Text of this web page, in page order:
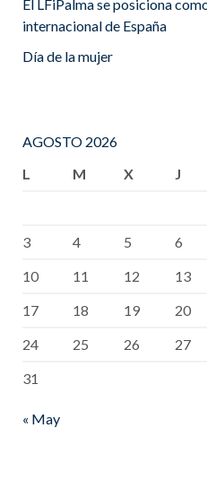
El LFiPalma se posiciona
internacional de España
Día de la mujer
AGOSTO 2026
L
M X J
3
4 5 6
10
11 12 13
17
18 19 20
24
25 26 27
31
« May